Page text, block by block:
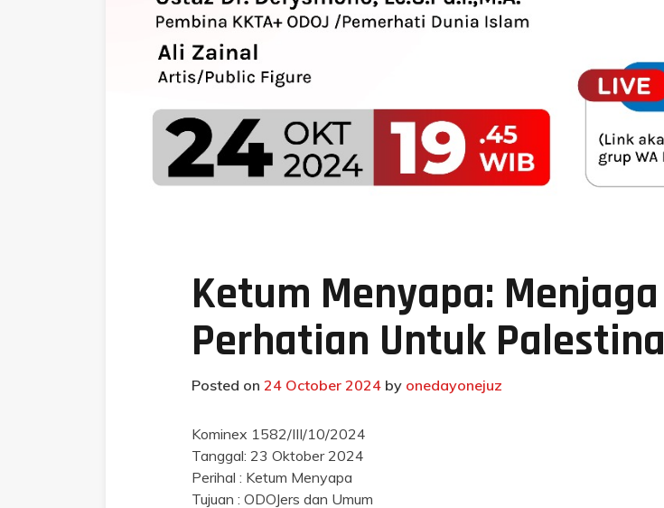
Ketum Menyapa: Menjaga
Perhatian Untuk Palestina
Posted on 24 October 2024 by onedayonejuz
Kominex 1582/III/10/2024
Tanggal: 23 Oktober 2024
Perihal : Ketum Menyapa
Tujuan : ODOJers dan Umum